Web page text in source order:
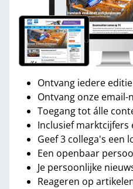
Ontvang iedere
Ontvang onze email-
Toegang tot álle
Inclusief marktcijfers
Geef 3 collega's een
Een openbaar
Je persoonlijke
Reageren op